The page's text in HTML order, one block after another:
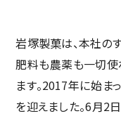
岩塚製菓は、本社の
肥料も農薬も一切
ます。2017年に始
を迎えました。6月2